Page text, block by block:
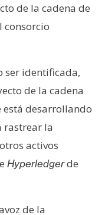
de la cadena de
consorcio
ser identificada,
de la cadena
está desarrollando
la
activos
Hyperledgerde
de la